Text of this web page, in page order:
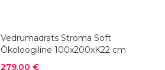
Vedrumadrats Stroma Soft
Ökoloogiline 100x200xK22 cm
Soodushind
279,00 €